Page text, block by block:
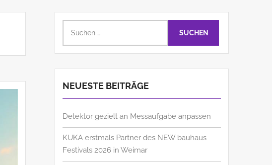
nach:
NEUESTE BEITRÄGE
Detektor gezielt an Messaufgabe anpassen
KUKA erstmals Partner des NEW bauhaus
Festivals 2026 in Weimar